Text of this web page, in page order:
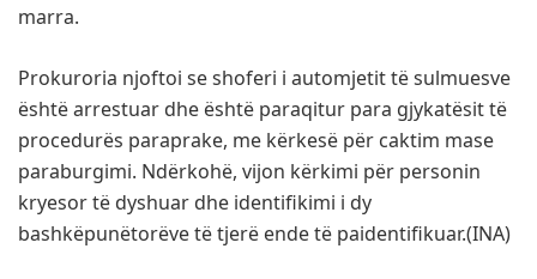
marra.
Prokuroria njoftoi se shoferi i automjetit të sulmuesve
është arrestuar dhe është paraqitur para gjykatësit të
procedurës paraprake, me kërkesë për caktim mase
paraburgimi. Ndërkohë, vijon kërkimi për personin
kryesor të dyshuar dhe identifikimi i dy
bashkëpunëtorëve të tjerë ende të paidentifikuar.(INA)